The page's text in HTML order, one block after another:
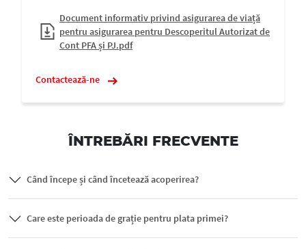
Document informativ privind asigurarea de viață
pentru asigurarea pentru Descoperitul Autorizat de
Cont PFA și PJ.pdf
Contactează-ne
ÎNTREBĂRI FRECVENTE
Când începe și când încetează acoperirea?
Care este perioada de grație pentru plata primei?